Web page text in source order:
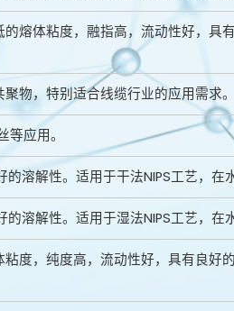
熔体粘度，融指高，流动性好，具
物，特别适合线缆行业的应用需求。
应用。
溶解性。适用于干法NIPS工艺，在
溶解性。适用于湿法NIPS工艺，在
度，纯度高，流动性好，具有良好